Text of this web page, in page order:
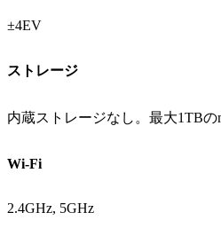
±4EV
ストレージ
内蔵ストレージなし。最大1TB
Wi-Fi
2.4GHz, 5GHz